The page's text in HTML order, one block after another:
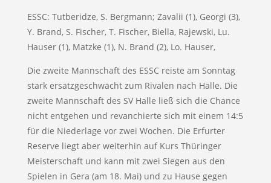
ESSC: Tutberidze, S. Bergmann; Zavalii (1), Georgi (3),
Y. Brand, S. Fischer, T. Fischer, Biella, Rajewski, Lu.
Hauser (1), Matzke (1), N. Brand (2), Lo. Hauser,
Die zweite Mannschaft des ESSC reiste am Sonntag
stark ersatzgeschwächt zum Rivalen nach Halle. Die
zweite Mannschaft des SV Halle ließ sich die Chance
nicht entgehen und revanchierte sich mit einem 14:5
für die Niederlage vor zwei Wochen. Die Erfurter
Reserve liegt aber weiterhin auf Kurs Thüringer
Meisterschaft und kann mit zwei Siegen aus den
Spielen in Gera (am 18. Mai) und zu Hause gegen